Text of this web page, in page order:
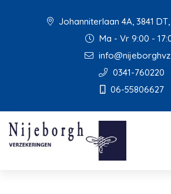
Johanniterlaan 4A, 3841
Ma - Vr 9:00 -
0341-760220
06-55806627